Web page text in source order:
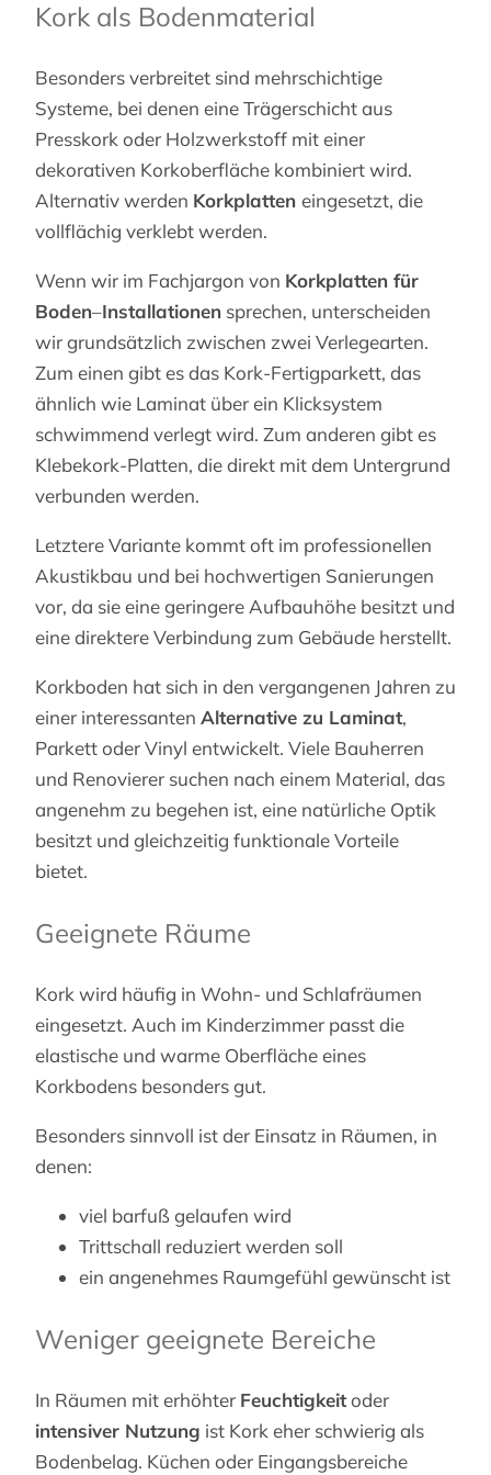
Kork als Bodenmaterial
Besonders verbreitet sind mehrschichtige
Systeme, bei denen eine Trägerschicht aus
Presskork oder Holzwerkstoff mit einer
dekorativen Korkoberfläche kombiniert wird.
Alternativ werden Korkplatten eingesetzt, die
vollflächig verklebt werden.
Wenn wir im Fachjargon von Korkplatten für
Boden–Installationen sprechen, unterscheiden
wir grundsätzlich zwischen zwei Verlegearten.
Zum einen gibt es das Kork-Fertigparkett, das
ähnlich wie Laminat über ein Klicksystem
schwimmend verlegt wird. Zum anderen gibt es
Klebekork-Platten, die direkt mit dem Untergrund
verbunden werden.
Letztere Variante kommt oft im professionellen
Akustikbau und bei hochwertigen Sanierungen
vor, da sie eine geringere Aufbauhöhe besitzt und
eine direktere Verbindung zum Gebäude herstellt.
Korkboden hat sich in den vergangenen Jahren zu
einer interessanten Alternative zu Laminat,
Parkett oder Vinyl entwickelt. Viele Bauherren
und Renovierer suchen nach einem Material, das
angenehm zu begehen ist, eine natürliche Optik
besitzt und gleichzeitig funktionale Vorteile
bietet.
Geeignete Räume
Kork wird häufig in Wohn- und Schlafräumen
eingesetzt. Auch im Kinderzimmer passt die
elastische und warme Oberfläche eines
Korkbodens besonders gut.
Besonders sinnvoll ist der Einsatz in Räumen, in
denen:
viel barfuß gelaufen wird
Trittschall reduziert werden soll
ein angenehmes Raumgefühl gewünscht ist
Weniger geeignete Bereiche
In Räumen mit erhöhter Feuchtigkeitoder
intensiver Nutzung ist Kork eher schwierig als
Bodenbelag. Küchen oder Eingangsbereiche